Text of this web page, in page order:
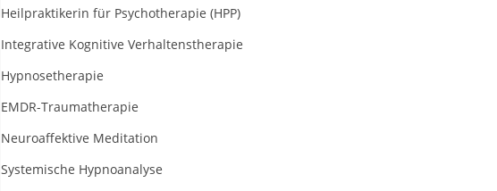
Heilpraktikerin für Psychotherapie (HPP)
Integrative Kognitive Verhaltenstherapie
Hypnosetherapie
EMDR-Traumatherapie
Neuroaffektive Meditation
Systemische Hypnoanalyse